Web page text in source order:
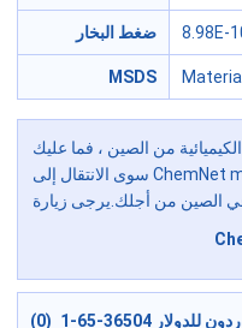
ضغط البخار 8.98E-
MSDS
من الصين ، فما عليك
سوى الانتقال إلى ChemNet mall ، وسنحصل على أحدث الأسعار
الصين من أجلك.يرجى زيارة